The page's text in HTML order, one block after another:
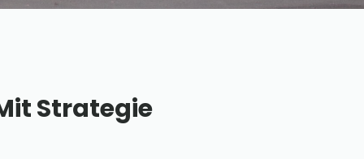
Strategie